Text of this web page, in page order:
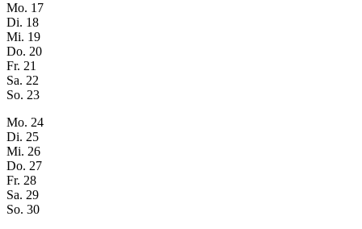
Mo. 17
Di. 18
Mi. 19
Do. 20
Fr. 21
Sa. 22
So. 23
Mo. 24
Di. 25
Mi. 26
Do. 27
Fr. 28
Sa. 29
So. 30